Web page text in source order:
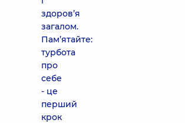
здоров’я
загалом.
Пам’ятайте:
турбота
про
себе
- це
перший
крок